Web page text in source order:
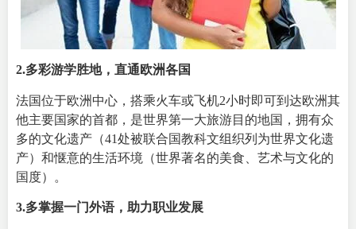
2.多彩游学胜地，直通欧洲各国
法国位于欧洲中心，搭乘火车或飞机2小时即可到达欧洲其
他主要国家的首都，是世界第一大旅游目的地国，拥有众
多的文化遗产 （41处被联合国教科文组织列为世界文化遗
产）和惬意的生活环境 （世界著名的美食、艺术与文化的
国度）。
3.多掌握一门外语，助力职业发展